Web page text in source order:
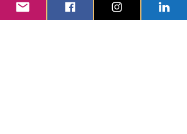
Organisationsnummer:802539-3664